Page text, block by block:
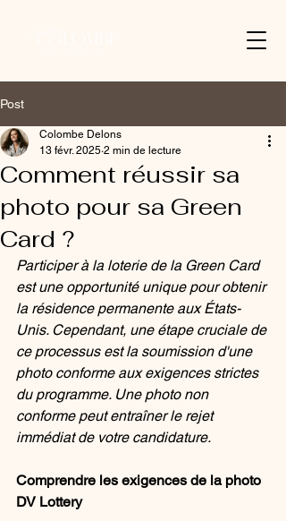
Post
Comment réussir sa
photo pour sa Green
Card ?
Colombe Delons
13 févr. 2025 2 min de lecture
Participer à la loterie de la Green Card
est une opportunité unique pour obtenir
la résidence permanente aux États-
Unis. Cependant, une étape cruciale de
ce processus est la soumission d'une
photo conforme aux exigences strictes
du programme. Une photo non
conforme peut entraîner le rejet
immédiat de votre candidature.
Comprendre les exigences de la photo
DV Lottery